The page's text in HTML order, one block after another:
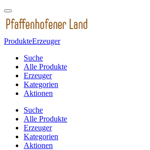
ProdukteErzeuger
Suche
Alle Produkte
Erzeuger
Kategorien
Aktionen
Suche
Alle Produkte
Erzeuger
Kategorien
Aktionen